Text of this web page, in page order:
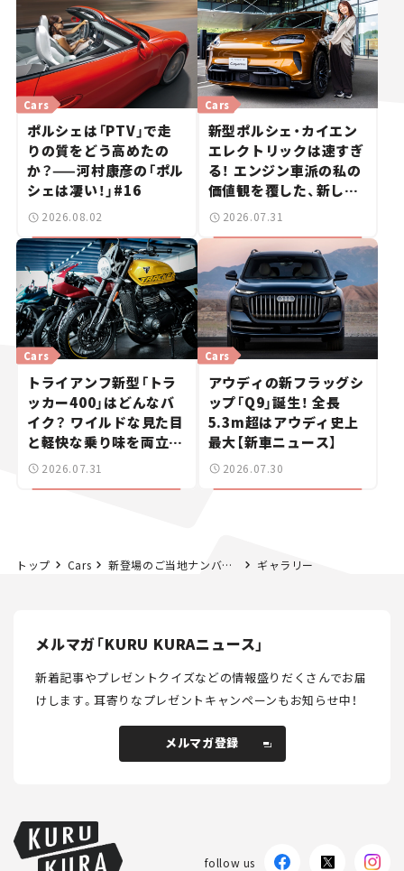
ポルシェは「PTV」で走
りの質をどう高めたの
か？——河村康彦の「ポル
シェは凄い！」#16
Cars
2026.08.02
新型ポルシェ・カイエン
エレクトリックは速すぎ
る！ エンジン車派の私の
価値観を覆した、新しい
ポルシェの走り。
Cars
2026.07.31
トライアンフ新型「トラ
ッカー400」はどんなバ
イク？ ワイルドな見た目
と軽快な乗り味を両立し
た400ccフラットトラッ
Cars
2026.07.31
アウディの新フラッグシ
ップ「Q9」誕生！ 全長
5.3m超はアウディ史上
最大【新車ニュース】
Cars
2026.07.30
トップ Cars 新登場のご当地ナンバープレート17地域！5月11日から交付開始。 ギャラリー
メルマガ「KURU KURAニュース」
新着記事やプレゼントクイズなどの情報盛りだくさんでお届
けします。耳寄りなプレゼントキャンペーンもお知らせ中！
メルマガ登録
follow us